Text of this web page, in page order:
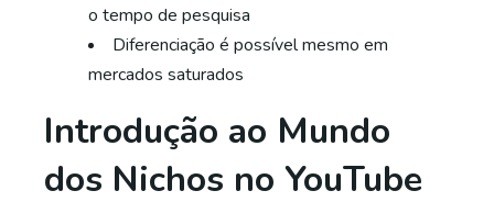
o tempo de pesquisa
Diferenciação é possível mesmo em
mercados saturados
Introdução ao Mundo
dos Nichos no YouTube